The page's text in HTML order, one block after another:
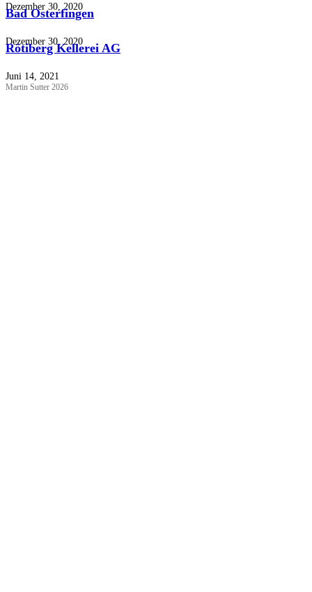
Dezember 30, 2020
Bad Osterfingen
Dezember 30, 2020
Rötiberg Kellerei AG
Juni 14, 2021
Martin Sutter 2026